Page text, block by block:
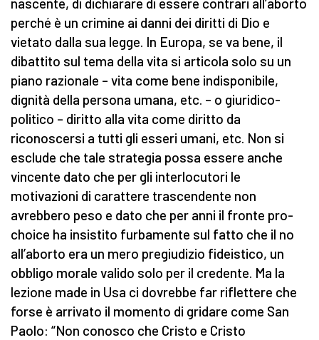
nascente, di dichiarare di essere contrari all’aborto
perché è un crimine ai danni dei diritti di Dio e
vietato dalla sua legge. In Europa, se va bene, il
dibattito sul tema della vita si articola solo su un
piano razionale – vita come bene indisponibile,
dignità della persona umana, etc. – o giuridico-
politico – diritto alla vita come diritto da
riconoscersi a tutti gli esseri umani, etc. Non si
esclude che tale strategia possa essere anche
vincente dato che per gli interlocutori le
motivazioni di carattere trascendente non
avrebbero peso e dato che per anni il fronte pro-
choice ha insistito furbamente sul fatto che il no
all’aborto era un mero pregiudizio fideistico, un
obbligo morale valido solo per il credente. Ma la
lezione made in Usa ci dovrebbe far riflettere che
forse è arrivato il momento di gridare come San
Paolo: “Non conosco che Cristo e Cristo